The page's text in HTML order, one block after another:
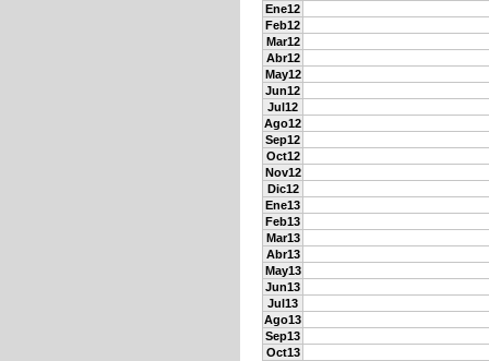
Ene12
Feb12
Mar12
Abr12
May12
Jun12
Jul12
Ago12
Sep12
Oct12
Nov12
Dic12
Ene13
Feb13
Mar13
Abr13
May13
Jun13
Jul13
Ago13
Sep13
Oct13